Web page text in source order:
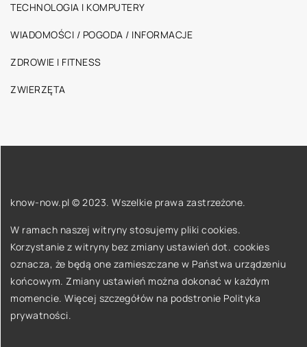
TECHNOLOGIA I KOMPUTERY
WIADOMOŚCI / POGODA / INFORMACJE
ZDROWIE I FITNESS
ZWIERZĘTA
know-now.pl © 2023. Wszelkie prawa zastrzeżone.
W ramach naszej witryny stosujemy pliki cookies.
Korzystanie z witryny bez zmiany ustawień dot. cookies
oznacza, że będą one zamieszczane w Państwa urządzeniu
końcowym. Zmiany ustawień można dokonać w każdym
momencie. Więcej szczegółów na podstronie Polityka
prywatności.